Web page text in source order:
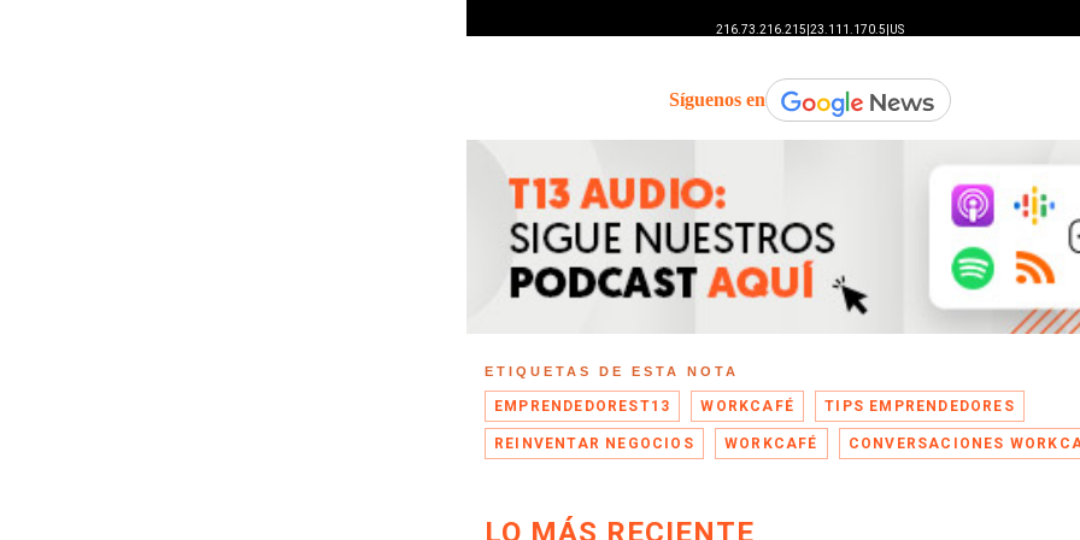
Síguenos en
ETIQUETAS DE ESTA NOTA
EMPRENDEDOREST13 WORKCAFÉ TIPS EMPRENDEDORES
REINVENTAR NEGOCIOS WORKCAFÉ CONVERSACIONES
LO MÁS RECIENTE